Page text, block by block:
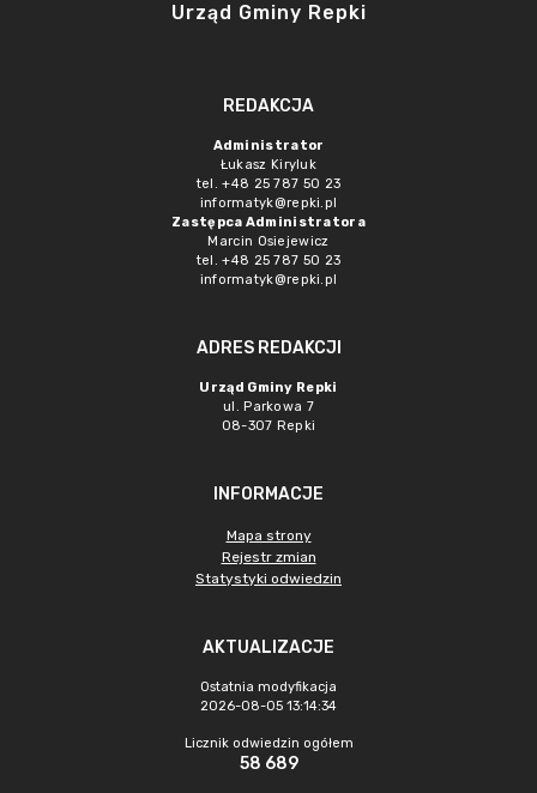
Urząd Gminy Repki
REDAKCJA
Administrator
Łukasz Kiryluk
tel. +48 25 787 50 23
informatyk@repki.pl
Zastępca Administratora
Marcin Osiejewicz
tel. +48 25 787 50 23
informatyk@repki.pl
ADRES REDAKCJI
Urząd Gminy Repki
ul. Parkowa 7
08-307 Repki
INFORMACJE
Mapa strony
Rejestr zmian
Statystyki odwiedzin
AKTUALIZACJE
Ostatnia modyfikacja
2026-08-05 13:14:34
Licznik odwiedzin ogółem
58 689